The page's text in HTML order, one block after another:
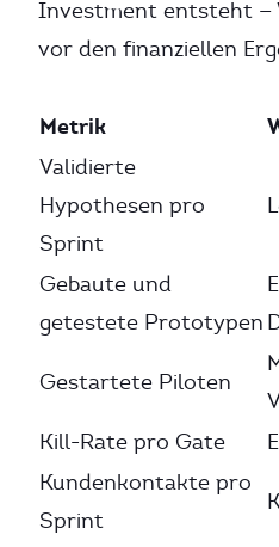
Investment entsteht —
vor den finanziellen
Metrik
Validierte
Hypothesen pro
Sprint
Gebaute und
getestete Prototypen
Gestartete Piloten
Kill-Rate pro Gate
Kundenkontakte pro
Sprint